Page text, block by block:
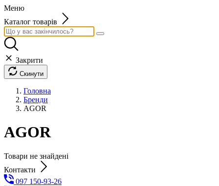
Меню
Каталог товарів
Закрити
Скинути
Головна
Бренди
AGOR
AGOR
Товари не знайдені
Контакти
097 150-93-26